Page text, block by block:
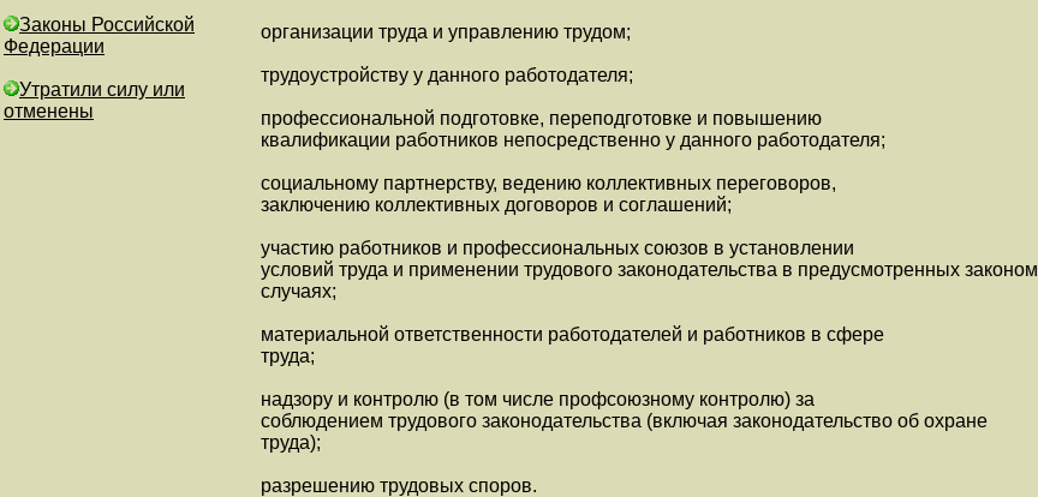
Законы Российской
Федерации
Утратили силу или
отменены
организации труда и управлению трудом;
трудоустройству у данного работодателя;
профессиональной подготовке, переподготовке и повышению
квалификации работников непосредственно у данного работодателя;
социальному партнерству, ведению коллективных переговоров,
заключению коллективных договоров и соглашений;
участию работников и профессиональных союзов в установлении
условий труда и применении трудового законодательства в предусмотренных законом
случаях;
материальной ответственности работодателей и работников в сфере
труда;
надзору и контролю (в том числе профсоюзному контролю) за
соблюдением трудового законодательства (включая законодательство об охране
труда);
разрешению трудовых споров.